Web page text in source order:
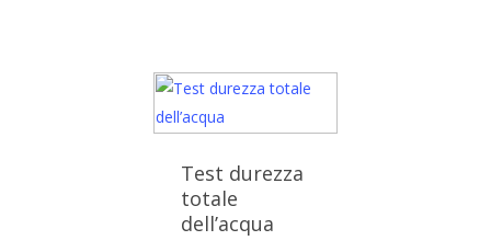
Test durezza
totale
dell’acqua